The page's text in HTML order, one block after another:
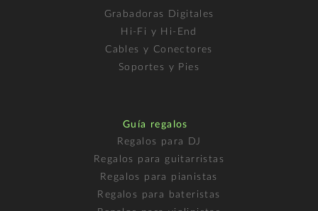
Grabadoras Digitales
Hi-Fi y Hi-End
Cables y Conectores
Soportes y Pies
Guía regalos
Regalos para DJ
Regalos para guitarristas
Regalos para pianistas
Regalos para bateristas